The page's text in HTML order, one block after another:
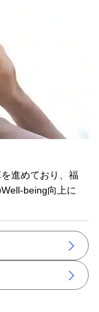
進めており、福
being向上に